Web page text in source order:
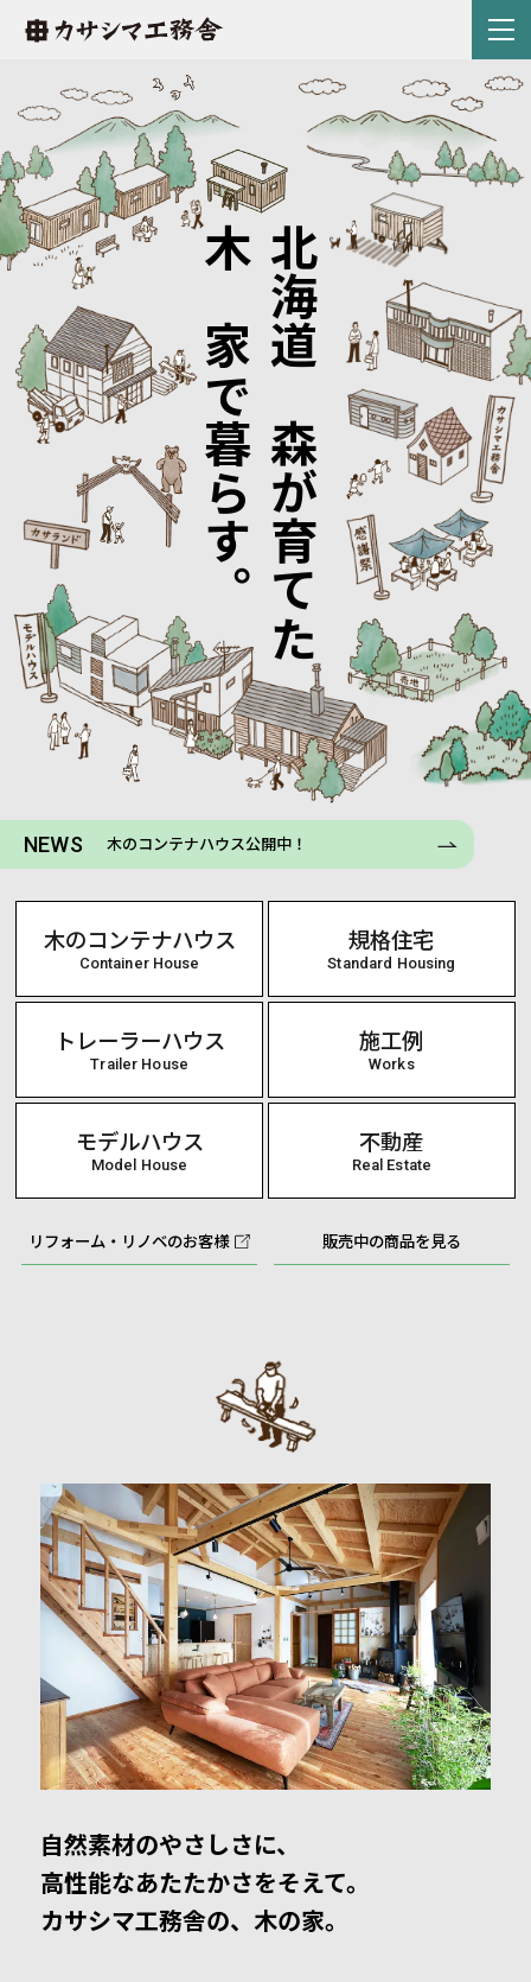
北海道の森が育てた
木の家で暮らす。
NEWS 木のコンテナハウス公開中！
木のコンテナハウス
Container House
規格住宅
Standard Housing
トレーラーハウス
Trailer House
施工例
Works
モデルハウス
Model House
不動産
Real Estate
リフォーム・リノベのお客様 販売中の商品を見る
自然素材のやさしさに、
高性能なあたたかさをそえて。
カサシマ工務舎の、木の家。